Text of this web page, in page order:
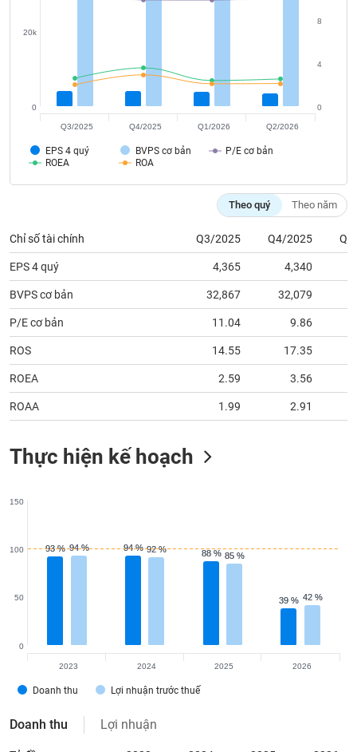
EPS 4 quý BVPS cơ bản
P/E cơ bản
ROEA
ROA
0
20k
0
4
8
Q3/2025 Q4/2025 Q1/2026 Q2/2026
Theo quý Theo năm
Chỉ số tài chính Q3/2025 Q4/2025
EPS 4 quý 4,365 4,340
BVPS cơ bản 32,867 32,079
P/E cơ bản 11.04 9.86
ROS 14.55 17.35
ROEA 2.59 3.56
ROAA 1.99 2.91
Thực hiện kế hoạch
93 %
93 % 94 %
94 %
88 %
88 %
39 %
39 %
94 %
94 % 92 %
92 %
85 %
85 %
42 %
42 %
Doanh thu Lợi nhuận trước thuế
0
50
100
150
2023 2024 2025 2026
Doanh thu Lợi nhuận
liệu